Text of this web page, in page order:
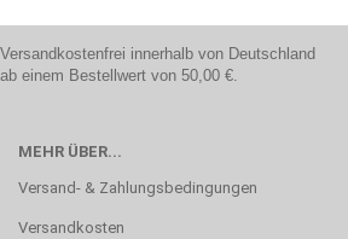
Versandkostenfrei innerhalb von Deutschland
ab einem Bestellwert von 50,00 €.
MEHR ÜBER...
Versand- & Zahlungsbedingungen
Versandkosten